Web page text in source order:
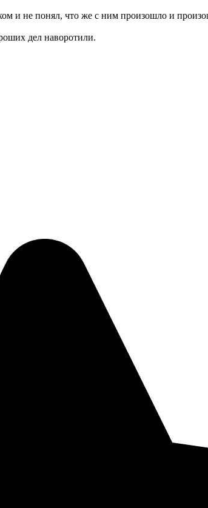
и не понял, что же с ним произошло и
дел наворотили.